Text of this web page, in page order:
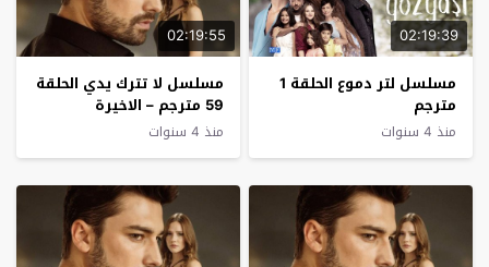
02:19:39
مسلسل لتر دموع الحلقة 1
مترجم
منذ 4 سنوات
02:19:55
مسلسل لا تترك يدي الحلقة
59 مترجم – الاخيرة
منذ 4 سنوات